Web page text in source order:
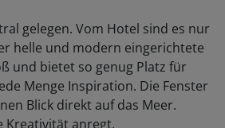
gelegen. Vom Hotel sind es nur
helle und modern eingerichtete
und bietet so genug Platz für
Menge Inspiration. Die Fenster
Blick direkt auf das Meer.
Kreativität anregt.